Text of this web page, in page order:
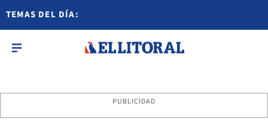
TEMAS DEL DÍA:
PUBLICIDAD